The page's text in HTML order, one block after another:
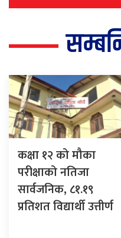
कक्षा १२ को मौका
परीक्षाको नतिजा
सार्वजनिक, ८१.१९
प्रतिशत विद्यार्थी उत्तीर्ण